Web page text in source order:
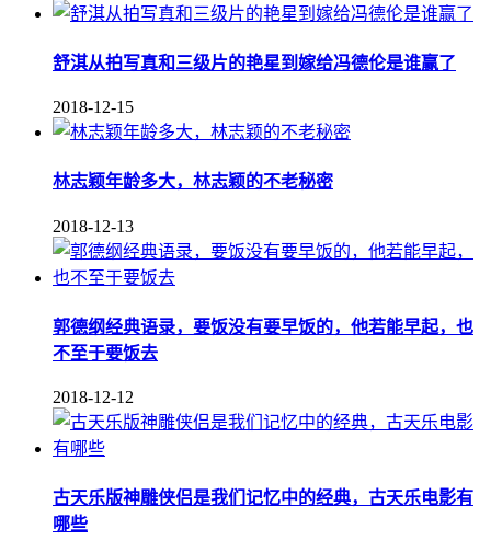
舒淇从拍写真和三级片的艳星到嫁给冯德伦是谁赢了
2018-12-15
林志颖年龄多大，林志颖的不老秘密
2018-12-13
郭德纲经典语录，要饭没有要早饭的，他若能早起，也
不至于要饭去
2018-12-12
古天乐版神雕侠侣是我们记忆中的经典，古天乐电影有
哪些